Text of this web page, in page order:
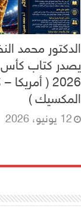
الدكتور محمد
يصدر كتاب كأس
2026 (
المكسيك )
12 يونيو، 2026